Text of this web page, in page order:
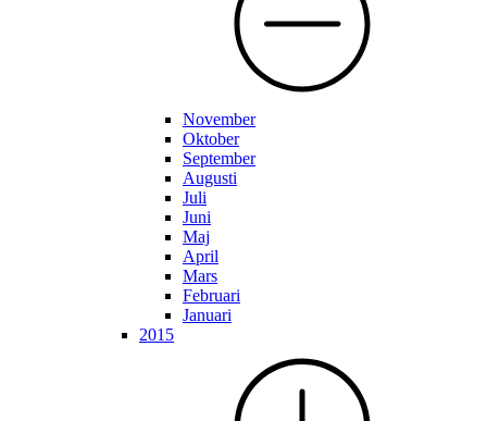
November
Oktober
September
Augusti
Juli
Juni
Maj
April
Mars
Februari
Januari
2015